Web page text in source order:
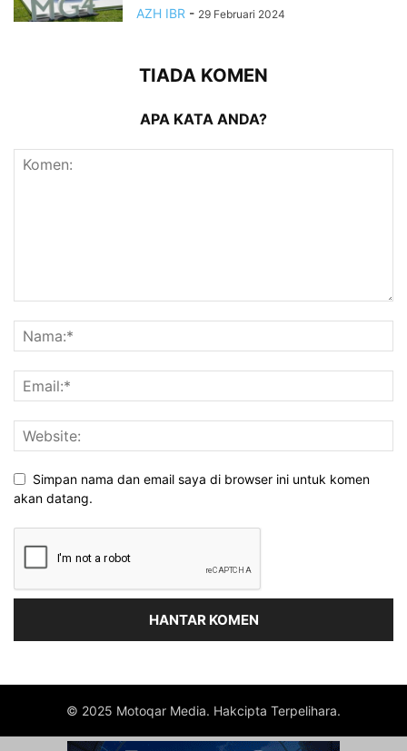
AZH IBR - 29 Februari 2024
TIADA KOMEN
APA KATA ANDA?
Simpan nama dan email saya di browser ini untuk komen
akan datang.
© 2025 Motoqar Media. Hakcipta Terpelihara.